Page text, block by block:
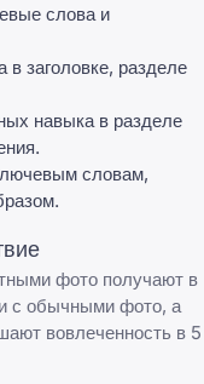
слова и
заголовке, разделе
навыка в разделе
словам,
фото получают в
с обычными фото, а
вовлеченность в 5